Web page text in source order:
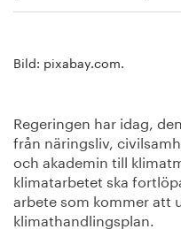
Bild: pixabay.com.
Regeringen har idag,
från näringsliv,
och akademin till
klimatarbetet ska
arbete som kommer att
klimathandlingsplan.